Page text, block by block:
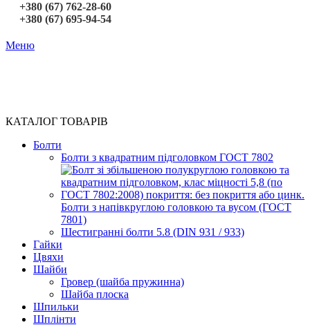
+380 (67) 762-28-60
+380 (67) 695-94-54
Меню
КАТАЛОГ ТОВАРІВ
Болти
Болти з квадратним підголовком ГОСТ 7802
Болти з напівкруглою головкою та вусом (ГОСТ
7801)
Шестигранні болти 5.8 (DIN 931 / 933)
Гайки
Цвяхи
Шайби
Гровер (шайба пружинна)
Шайба плоска
Шпильки
Шплінти